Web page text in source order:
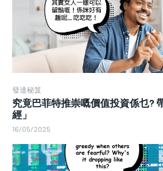
發達秘笈
究竟巴菲特推崇嘅價值投資係乜?
經」
16/05/2025